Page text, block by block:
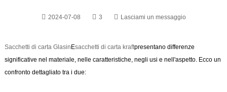
2024-07-08 3 Lasciami un messaggio
Sacchetti di carta GlasinEsacchetti di carta kraftpresentano differenze
significative nel materiale, nelle caratteristiche, negli usi e nell'aspetto. Ecco un
confronto dettagliato tra i due: